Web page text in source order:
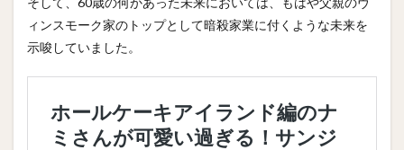
ィンスモーク家のトップとして暗殺家業に付くような未来を
示唆していました。